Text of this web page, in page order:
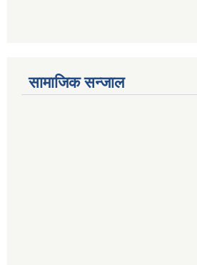
सामाजिक सन्जाल